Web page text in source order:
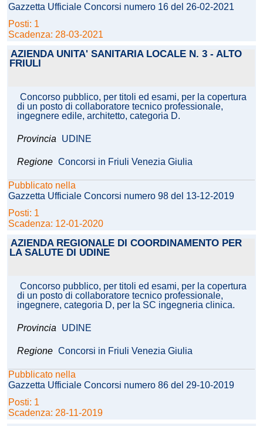
Gazzetta Ufficiale Concorsi numero 16 del 26-02-2021
Posti: 1
Scadenza: 28-03-2021
AZIENDA UNITA' SANITARIA LOCALE N. 3 - ALTO
FRIULI
Concorso pubblico, per titoli ed esami, per la copertura
di un posto di collaboratore tecnico professionale,
ingegnere edile, architetto, categoria D.
Provincia UDINE
Regione Concorsi in Friuli Venezia Giulia
Pubblicato nella
Gazzetta Ufficiale Concorsi numero 98 del 13-12-2019
Posti: 1
Scadenza: 12-01-2020
AZIENDA REGIONALE DI COORDINAMENTO PER
LA SALUTE DI UDINE
Concorso pubblico, per titoli ed esami, per la copertura
di un posto di collaboratore tecnico professionale,
ingegnere, categoria D, per la SC ingegneria clinica.
Provincia UDINE
Regione Concorsi in Friuli Venezia Giulia
Pubblicato nella
Gazzetta Ufficiale Concorsi numero 86 del 29-10-2019
Posti: 1
Scadenza: 28-11-2019